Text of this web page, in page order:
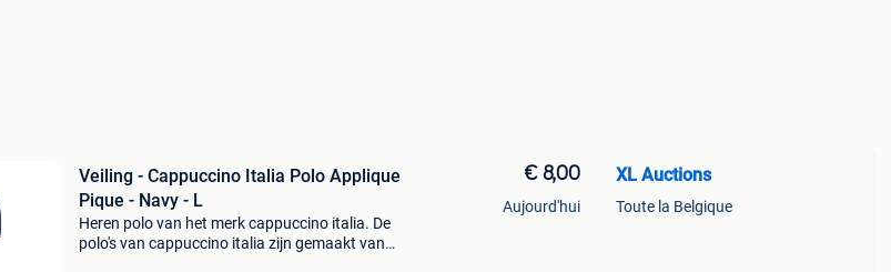
Veiling - Cappuccino Italia Polo Applique
Pique - Navy - L
Heren polo van het merk cappuccino italia. De
polo's van cappuccino italia zijn gemaakt van
€ 8,00
Aujourd'hui
XL Auctions
Toute la Belgique